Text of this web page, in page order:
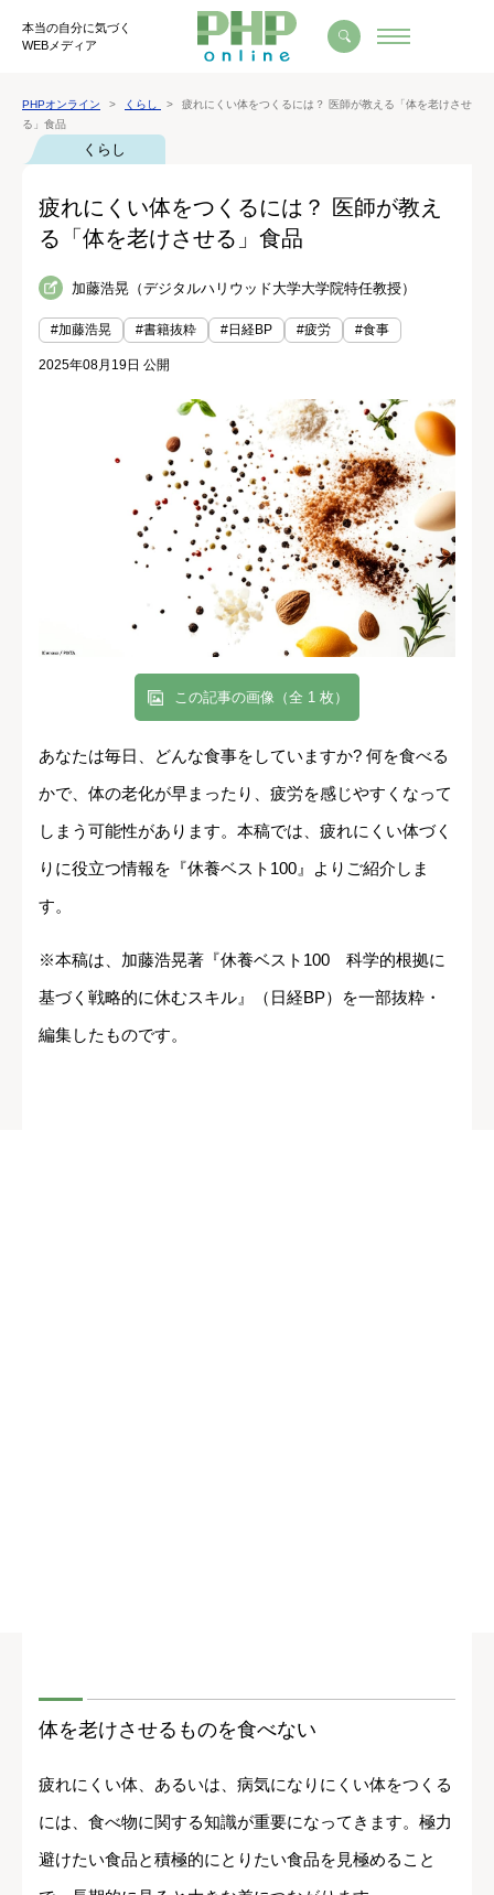
本当の自分に気づく
WEBメディア
PHPオンライン くらし
疲れにくい体をつくるには？ 医師が教える「体を老けさせ
る」食品
くらし
疲れにくい体をつくるには？ 医師が教え
る「体を老けさせる」食品
加藤浩晃（デジタルハリウッド大学大学院特任教授）
#加藤浩晃 #書籍抜粋 #日経BP #疲労 #食事
2025年08月19日 公開
この記事の画像（全 1 枚）
あなたは毎日、どんな食事をしていますか? 何を食べる
かで、体の老化が早まったり、疲労を感じやすくなって
しまう可能性があります。本稿では、疲れにくい体づく
りに役立つ情報を『休養ベスト100』よりご紹介しま
す。
※本稿は、加藤浩晃著『休養ベスト100 科学的根拠に
基づく戦略的に休むスキル』（日経BP）を一部抜粋・
編集したものです。
体を老けさせるものを食べない
疲れにくい体、あるいは、病気になりにくい体をつくる
には、食べ物に関する知識が重要になってきます。極力
避けたい食品と積極的にとりたい食品を見極めること